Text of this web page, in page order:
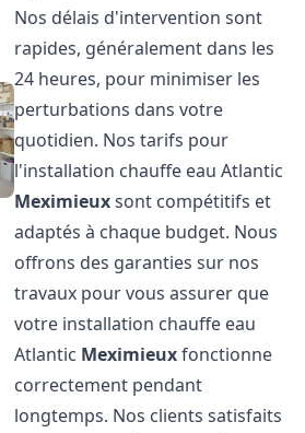
Nos délais d'intervention sont
rapides, généralement dans les
24 heures, pour minimiser les
perturbations dans votre
quotidien. Nos tarifs pour
l'installation chauffe eau Atlantic
Meximieuxsont compétitifs et
adaptés à chaque budget. Nous
offrons des garanties sur nos
travaux pour vous assurer que
votre installation chauffe eau
Atlantic Meximieuxfonctionne
correctement pendant
longtemps. Nos clients satisfaits